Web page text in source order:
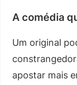
A comédia
Um original
apostar mais